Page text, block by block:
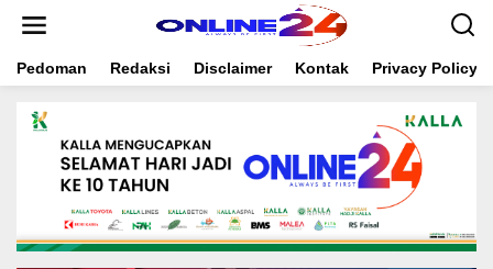
t
Pedoman Redaksi Disclaimer Kontak Privacy Policy